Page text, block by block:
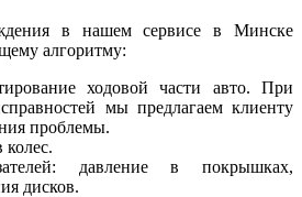
в нашем сервисе в Минске
алгоритму:
ходовой части авто. При
мы предлагаем клиенту
проблемы.
колес.
давление в покрышках,
дисков.